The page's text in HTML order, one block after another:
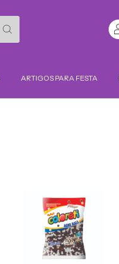
ARTIGOS PARA FESTA